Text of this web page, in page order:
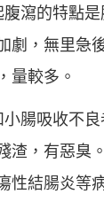
瀉的特點是
劇，無里急
量較多。
腸吸收不良
渣，有惡臭。
性結腸炎等